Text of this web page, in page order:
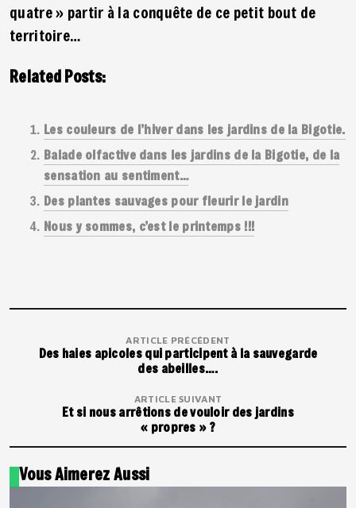
quatre » partir à la conquête de ce petit bout de
territoire…
Related Posts:
Les couleurs de l’hiver dans les jardins de la Bigotie.
Balade olfactive dans les jardins de la Bigotie, de la
sensation au sentiment…
Des plantes sauvages pour fleurir le jardin
Nous y sommes, c’est le printemps !!!
ARTICLE PRÉCÉDENT
Des haies apicoles qui participent à la sauvegarde
des abeilles….
ARTICLE SUIVANT
Et si nous arrêtions de vouloir des jardins
« propres » ?
Vous Aimerez Aussi